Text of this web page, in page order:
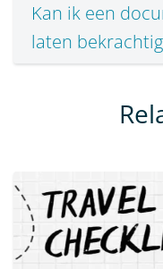
Kan ik een
laten